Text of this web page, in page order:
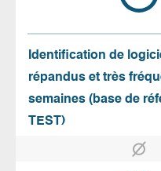
Identification de
répandus et très
semaines (base de
TEST)